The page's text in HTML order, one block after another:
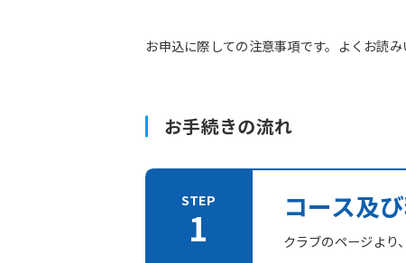
お申込に際しての注意事項です。よくお読
お手続きの流れ
コース及
クラブのページより